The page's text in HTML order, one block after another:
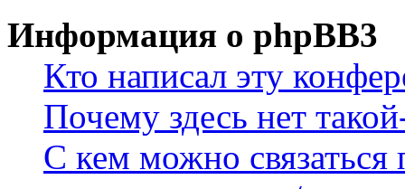
Информация о phpBB3
Кто написал эту
Почему здесь нет
С кем можно связаться